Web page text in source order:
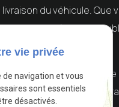
du véhicule. Que
une expérience
la location de voitures
qui reflète
vie privée
navigation et vous
sont essentiels
désactivés.